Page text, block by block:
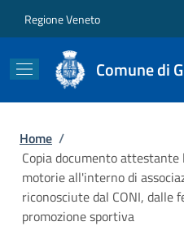
Regione Veneto
Comune di
Briciole di pane
Home /
Copia documento
motorie all'interno di
riconosciute dal CONI, dalle
promozione sportiva